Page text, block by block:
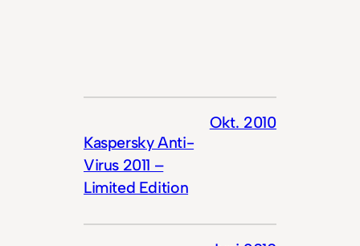
Kaspersky Anti-
Virus 2011 –
Limited Edition
Okt. 2010